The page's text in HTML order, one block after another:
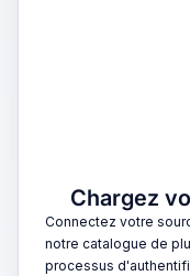
Chargez
Connectez votre
notre catalogue de
processus